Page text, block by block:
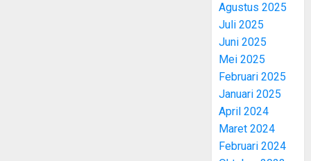
Agustus 2025
Juli 2025
Juni 2025
Mei 2025
Februari 2025
Januari 2025
April 2024
Maret 2024
Februari 2024